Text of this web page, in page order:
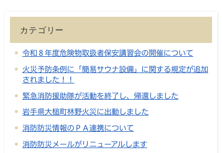
カテゴリー
令和８年度危険物取扱者保安講習会の開催について
火災予防条例に「簡易サウナ設備」に関する規定が追加
されました！！
緊急消防援助隊が活動を終了し、帰還しました
岩手県大槌町林野火災に出動しました
消防防災情報のＰＡ連携について
消防防災メールがリニューアルします